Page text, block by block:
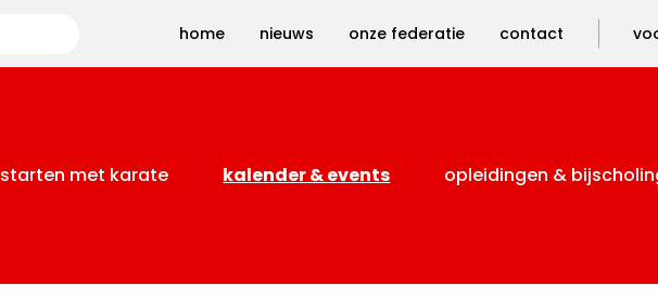
home nieuws onze federatie contact
starten met karate kalender & events opleidingen &